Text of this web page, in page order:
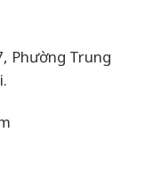
Phường Trung